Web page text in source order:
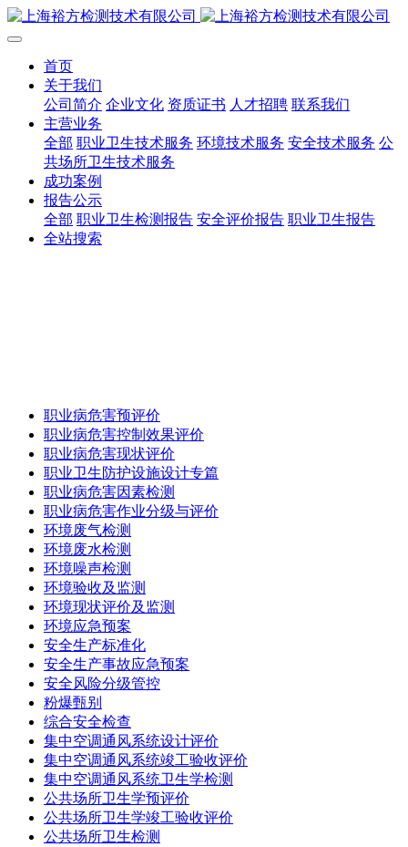
首页
关于我们
公司简介 企业文化 资质证书 人才招聘 联系我们
主营业务
全部 职业卫生技术服务 环境技术服务 安全技术服务 公
共场所卫生技术服务
成功案例
报告公示
全部 职业卫生检测报告 安全评价报告 职业卫生报告
全站搜索
职业病危害预评价
职业病危害控制效果评价
职业病危害现状评价
职业卫生防护设施设计专篇
职业病危害因素检测
职业病危害作业分级与评价
环境废气检测
环境废水检测
环境噪声检测
环境验收及监测
环境现状评价及监测
环境应急预案
安全生产标准化
安全生产事故应急预案
安全风险分级管控
粉爆甄别
综合安全检查
集中空调通风系统设计评价
集中空调通风系统竣工验收评价
集中空调通风系统卫生学检测
公共场所卫生学预评价
公共场所卫生学竣工验收评价
公共场所卫生检测